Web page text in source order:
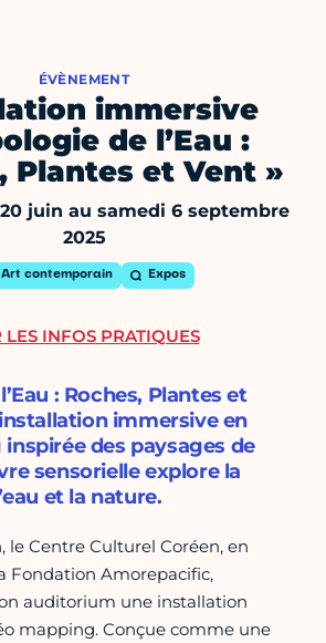
ÉVÈNEMENT
immersive
de l’Eau :
Plantes et Vent »
juin au samedi 6 septembre
2025
Art contemporain Expos
: Roches, Plantes et
immersive en
des paysages de
sensorielle explore la
et la nature.
le Centre Culturel Coréen, en
Fondation Amorepacific,
auditorium une installation
mapping. Conçue comme une
LES INFOS PRATIQUES